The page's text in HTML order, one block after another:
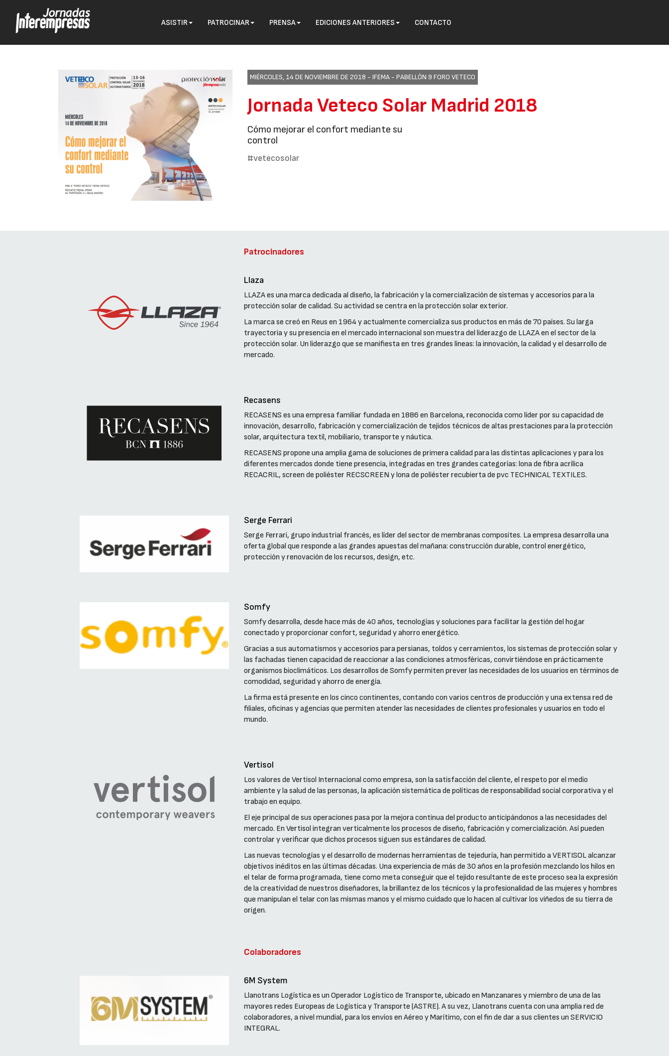
ASISTIR PATROCINAR PRENSA EDICIONES ANTERIORES CONTACTO
MIÉRCOLES, 14 DE NOVIEMBRE DE 2018 - IFEMA - PABELLÓN 9 FORO VETECO
Jornada Veteco Solar Madrid 2018
Cómo mejorar el confort mediante su
control
#vetecosolar
Patrocinadores
Llaza
LLAZA es una marca dedicada al diseño, la fabricación y la comercialización de sistemas y accesorios para la
protección solar de calidad. Su actividad se centra en la protección solar exterior.
La marca se creó en Reus en 1964 y actualmente comercializa sus productos en más de 70 países. Su larga
trayectoria y su presencia en el mercado internacional son muestra del liderazgo de LLAZA en el sector de la
protección solar. Un liderazgo que se manifiesta en tres grandes líneas: la innovación, la calidad y el desarrollo de
mercado.
Recasens
RECASENS es una empresa familiar fundada en 1886 en Barcelona, reconocida como líder por su capacidad de
innovación, desarrollo, fabricación y comercialización de tejidos técnicos de altas prestaciones para la protección
solar, arquitectura textil, mobiliario, transporte y náutica.
RECASENS propone una amplia gama de soluciones de primera calidad para las distintas aplicaciones y para los
diferentes mercados donde tiene presencia, integradas en tres grandes categorías: lona de fibra acrílica
RECACRIL, screen de poliéster RECSCREEN y lona de poliéster recubierta de pvc TECHNICAL TEXTILES.
Serge Ferrari
Serge Ferrari, grupo industrial francés, es líder del sector de membranas composites. La empresa desarrolla una
oferta global que responde a las grandes apuestas del mañana: construcción durable, control energético,
protección y renovación de los recursos, design, etc.
Somfy
Somfy desarrolla, desde hace más de 40 años, tecnologías y soluciones para facilitar la gestión del hogar
conectado y proporcionar confort, seguridad y ahorro energético.
Gracias a sus automatismos y accesorios para persianas, toldos y cerramientos, los sistemas de protección solar y
las fachadas tienen capacidad de reaccionar a las condiciones atmosféricas, convirtiéndose en prácticamente
organismos bioclimáticos. Los desarrollos de Somfy permiten prever las necesidades de los usuarios en términos de
comodidad, seguridad y ahorro de energía.
La firma está presente en los cinco continentes, contando con varios centros de producción y una extensa red de
filiales, oficinas y agencias que permiten atender las necesidades de clientes profesionales y usuarios en todo el
mundo.
Vertisol
Los valores de Vertisol Internacional como empresa, son la satisfacción del cliente, el respeto por el medio
ambiente y la salud de las personas, la aplicación sistemática de políticas de responsabilidad social corporativa y el
trabajo en equipo.
El eje principal de sus operaciones pasa por la mejora continua del producto anticipándonos a las necesidades del
mercado. En Vertisol integran verticalmente los procesos de diseño, fabricación y comercialización. Así pueden
controlar y verificar que dichos procesos siguen sus estándares de calidad.
Las nuevas tecnologías y el desarrollo de modernas herramientas de tejeduría, han permitido a VERTISOL alcanzar
objetivos inéditos en las últimas décadas. Una experiencia de más de 30 años en la profesión mezclando los hilos en
el telar de forma programada, tiene como meta conseguir que el tejido resultante de este proceso sea la expresión
de la creatividad de nuestros diseñadores, la brillantez de los técnicos y la profesionalidad de las mujeres y hombres
que manipulan el telar con las mismas manos y el mismo cuidado que lo hacen al cultivar los viñedos de su tierra de
origen.
Colaboradores
6M System
Llanotrans Logística es un Operador Logístico de Transporte, ubicado en Manzanares y miembro de una de las
mayores redes Europeas de Logística y Transporte (ASTRE). A su vez, Llanotrans cuenta con una amplia red de
colaboradores, a nivel mundial, para los envíos en Aéreo y Marítimo, con el fin de dar a sus clientes un SERVICIO
INTEGRAL.